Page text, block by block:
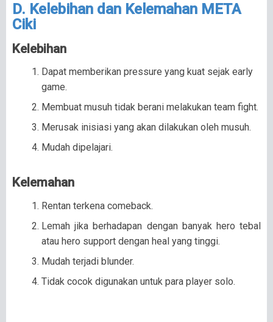
D. Kelebihan dan Kelemahan META
Ciki
Kelebihan
Dapat memberikan pressure yang kuat sejak early
game.
Membuat musuh tidak berani melakukan team fight.
Merusak inisiasi yang akan dilakukan oleh musuh.
Mudah dipelajari.
Kelemahan
Rentan terkena comeback.
Lemah jika berhadapan dengan banyak hero tebal
atau hero support dengan heal yang tinggi.
Mudah terjadi blunder.
Tidak cocok digunakan untuk para player solo.